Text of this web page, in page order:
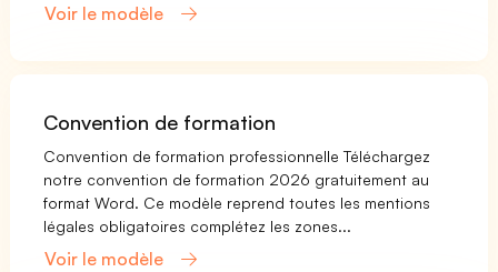
Voir le modèle
Convention de formation
Convention de formation professionnelle Téléchargez
notre convention de formation 2026 gratuitement au
format Word. Ce modèle reprend toutes les mentions
légales obligatoires complétez les zones...
Voir le modèle